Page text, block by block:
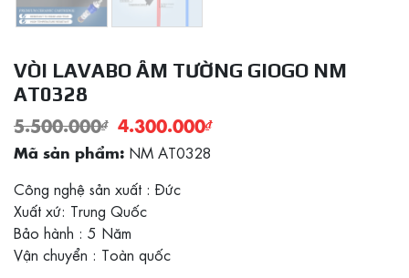
VÒI LAVABO ÂM TƯỜNG GIOGO NM
AT0328
5.500.000₫ 4.300.000₫
Mã sản phẩm: NM AT0328
Công nghệ sản xuất : Đức
Xuất xứ: Trung Quốc
Bảo hành : 5 Năm
Vận chuyển : Toàn quốc